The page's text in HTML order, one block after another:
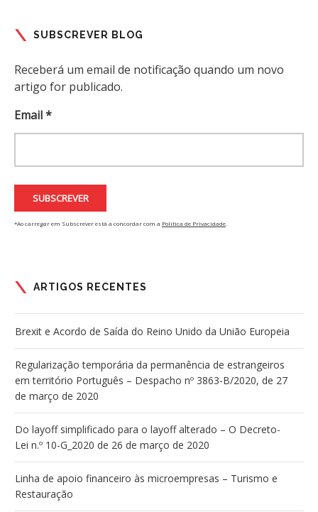
SUBSCREVER BLOG
Receberá um email de notificação quando um novo
artigo for publicado.
Email *
*Ao carregar em Subscrever está a concordar com a Política de Privacidade
ARTIGOS RECENTES
Brexit e Acordo de Saída do Reino Unido da União Europeia
Regularização temporária da permanência de estrangeiros
em território Português – Despacho nº 3863-B/2020, de 27
de março de 2020
Do layoff simplificado para o layoff alterado – O Decreto-
Lei n.º 10-G_2020 de 26 de março de 2020
Linha de apoio financeiro às microempresas – Turismo e
Restauração